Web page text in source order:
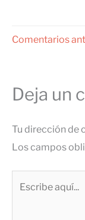
Comentarios
Comentarios
Deja un
Tu dirección de
Los campos